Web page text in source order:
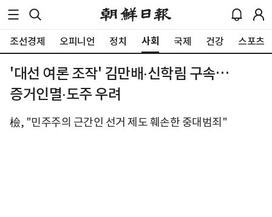
조선경제 오피니언 정치 사회 국제 건강 스포츠
'대선 여론 조작' 김만배‧신학림 구속…
증거인멸‧도주 우려
檢, "민주주의 근간인 선거 제도 훼손한 중대범죄"